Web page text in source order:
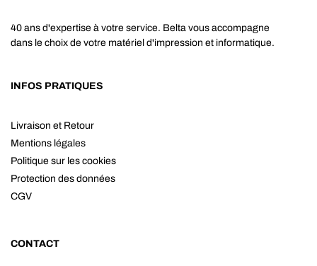
40 ans d'expertise à votre service. Belta vous accompagne
dans le choix de votre matériel d'impression et informatique.
INFOS PRATIQUES
Livraison et Retour
Mentions légales
Politique sur les cookies
Protection des données
CGV
CONTACT